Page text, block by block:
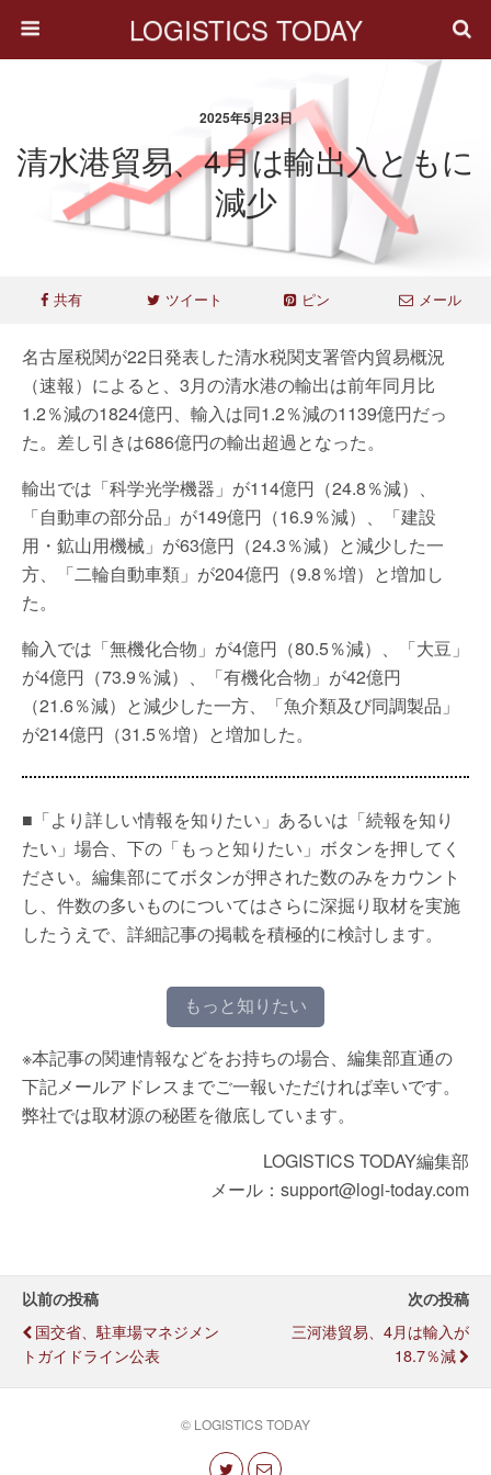
LOGISTICS TODAY
2025年5月23日
清水港貿易、4月は輸出入ともに
減少
共有 ツイート ピン メール
名古屋税関が22日発表した清水税関支署管内貿易概況
（速報）によると、3月の清水港の輸出は前年同月比
1.2％減の1824億円、輸入は同1.2％減の1139億円だっ
た。差し引きは686億円の輸出超過となった。
輸出では「科学光学機器」が114億円（24.8％減）、
「自動車の部分品」が149億円（16.9％減）、「建設
用・鉱山用機械」が63億円（24.3％減）と減少した一
方、「二輪自動車類」が204億円（9.8％増）と増加し
た。
輸入では「無機化合物」が4億円（80.5％減）、「大豆」
が4億円（73.9％減）、「有機化合物」が42億円
（21.6％減）と減少した一方、「魚介類及び同調製品」
が214億円（31.5％増）と増加した。
■「より詳しい情報を知りたい」あるいは「続報を知り
たい」場合、下の「もっと知りたい」ボタンを押してく
ださい。編集部にてボタンが押された数のみをカウント
し、件数の多いものについてはさらに深掘り取材を実施
したうえで、詳細記事の掲載を積極的に検討します。
もっと知りたい
※本記事の関連情報などをお持ちの場合、編集部直通の
下記メールアドレスまでご一報いただければ幸いです。
弊社では取材源の秘匿を徹底しています。
LOGISTICS TODAY編集部
メール：support@logi-today.com
以前の投稿
国交省、駐車場マネジメン
トガイドライン公表
次の投稿
三河港貿易、4月は輸入が
18.7％減
© LOGISTICS TODAY